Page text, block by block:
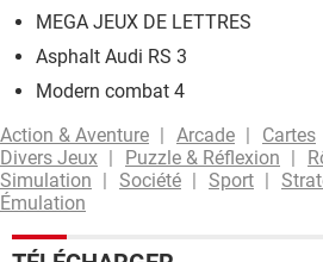
MEGA JEUX DE LETTRES
Asphalt Audi RS 3
Modern combat 4
Action & Aventure
Arcade Cartes
Divers Jeux
Puzzle & Réflexion
Simulation
Société Sport
Émulation